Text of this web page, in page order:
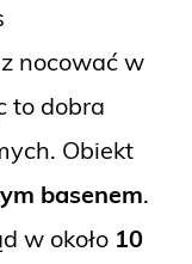
nocować w
to dobra
Obiekt
basenem.
w około 10